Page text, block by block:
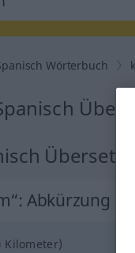
Wörterbuch
: Abkürzung
Kilometer)